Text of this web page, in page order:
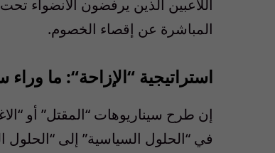
اللاعبين الذين يرفضون الانضواء تحت
المباشرة عن إقصاء الخصوم.
استراتيجية “الإزاحة“: ما وراء
إن طرح سيناريوهات “المقتل” أو “
في “الحلول السياسية” إلى “الحلول